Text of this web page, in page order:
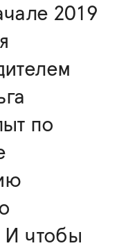
2019
по
И чтобы